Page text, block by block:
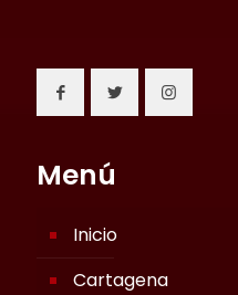
Menú
Inicio
Cartagena